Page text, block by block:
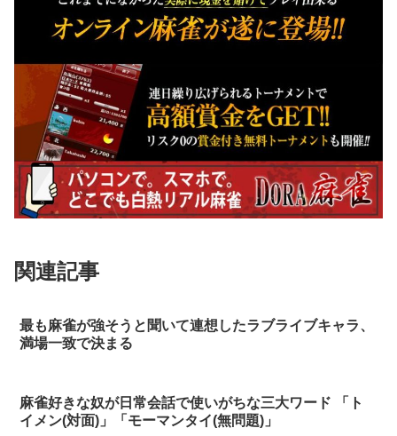
関連記事
最も麻雀が強そうと聞いて連想したラブライブキャラ、
満場一致で決まる
麻雀好きな奴が日常会話で使いがちな三大ワード 「ト
イメン(対面)」「モーマンタイ(無問題)」